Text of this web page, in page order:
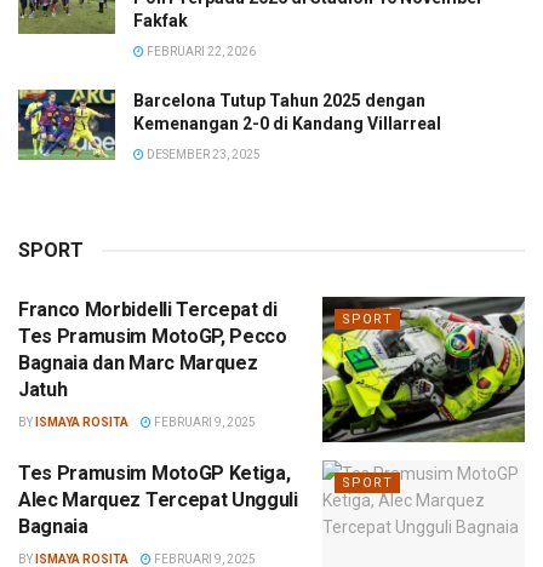
Fakfak
FEBRUARI 22, 2026
Barcelona Tutup Tahun 2025 dengan
Kemenangan 2-0 di Kandang Villarreal
DESEMBER 23, 2025
SPORT
SPORT
Franco Morbidelli Tercepat di
Tes Pramusim MotoGP, Pecco
Bagnaia dan Marc Marquez
Jatuh
BY ISMAYA ROSITA FEBRUARI 9, 2025
SPORT
Tes Pramusim MotoGP Ketiga,
Alec Marquez Tercepat Ungguli
Bagnaia
BY ISMAYA ROSITA FEBRUARI 9, 2025